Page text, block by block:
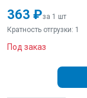
363 ₽за 1 шт
Кратность отгрузки: 1
Под заказ